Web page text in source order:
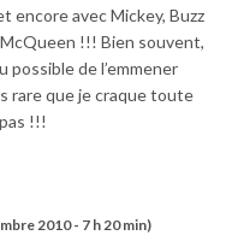
encore avec Mickey, Buzz
!!! Bien souvent,
possible de l’emmener
rare que je craque toute
!!!
2010 - 7 h 20 min)